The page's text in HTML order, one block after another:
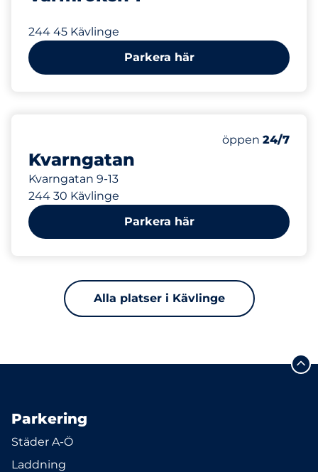
244 45 Kävlinge
Parkera här
Kvarngatan
Kvarngatan 9-13
244 30 Kävlinge
Fredag
öppen 24/7
Parkera här
Alla platser i Kävlinge
Parkering
Städer A-Ö
Laddning